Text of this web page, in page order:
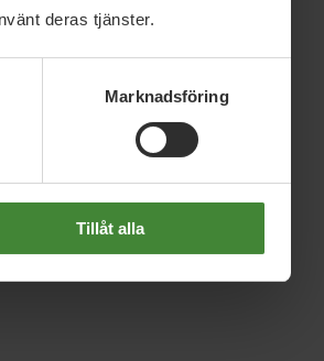
deras tjänster.
Marknadsföring
Tillåt alla